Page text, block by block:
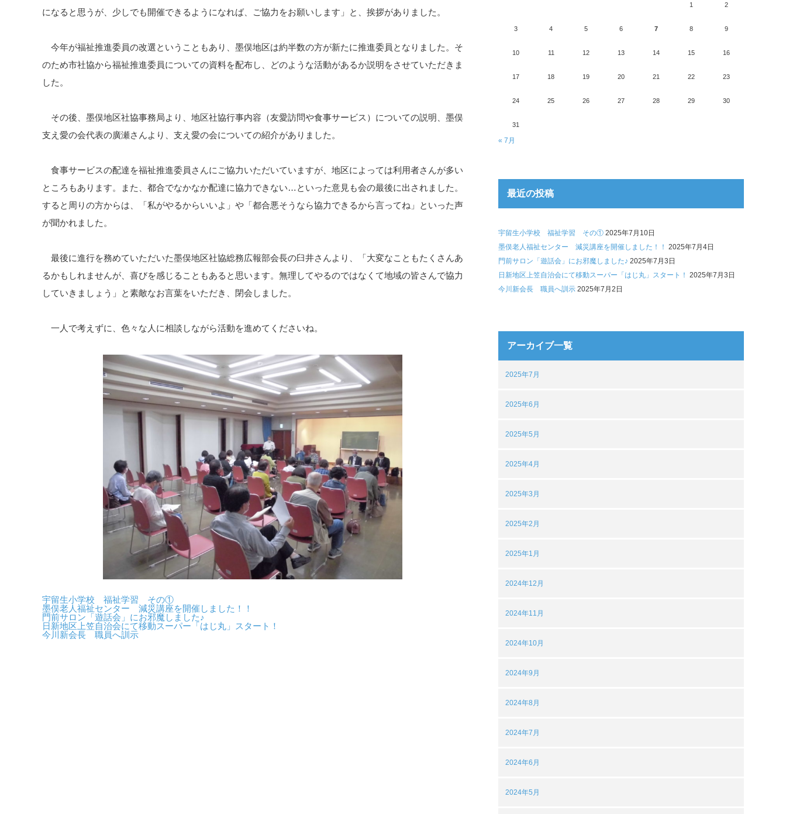
になると思うが、少しでも開催できるようになれば、ご協力をお願いします」と、挨拶がありました。
今年が福祉推進委員の改選ということもあり、墨俣地区は約半数の方が新たに推進委員となりました。そ
のため市社協から福祉推進委員についての資料を配布し、どのような活動があるか説明をさせていただきま
した。
その後、墨俣地区社協事務局より、地区社協行事内容（友愛訪問や食事サービス）についての説明、墨俣
支え愛の会代表の廣瀬さんより、支え愛の会についての紹介がありました。
食事サービスの配達を福祉推進委員さんにご協力いただいていますが、地区によっては利用者さんが多い
ところもあります。また、都合でなかなか配達に協力できない…といった意見も会の最後に出されました。
すると周りの方からは、「私がやるからいいよ」や「都合悪そうなら協力できるから言ってね」といった声
が聞かれました。
最後に進行を務めていただいた墨俣地区社協総務広報部会長の臼井さんより、「大変なこともたくさんあ
るかもしれませんが、喜びを感じることもあると思います。無理してやるのではなくて地域の皆さんで協力
していきましょう」と素敵なお言葉をいただき、閉会しました。
一人で考えずに、色々な人に相談しながら活動を進めてくださいね。
宇留生小学校 福祉学習 その①
墨俣老人福祉センター 減災講座を開催しました！！
門前サロン「遊話会」にお邪魔しました♪
日新地区上笠自治会にて移動スーパー「はじ丸」スタート！
今川新会長 職員へ訓示
1 2
3 4 5 6 7 8 9
10 11 12 13 14 15 16
17 18 19 20 21 22 23
24 25 26 27 28 29 30
31
« 7月
最近の投稿
宇留生小学校 福祉学習 その① 2025年7月10日
墨俣老人福祉センター 減災講座を開催しました！！ 2025年7月4日
門前サロン「遊話会」にお邪魔しました♪ 2025年7月3日
日新地区上笠自治会にて移動スーパー「はじ丸」スタート！ 2025年7月3日
今川新会長 職員へ訓示 2025年7月2日
アーカイブ一覧
2025年7月
2025年6月
2025年5月
2025年4月
2025年3月
2025年2月
2025年1月
2024年12月
2024年11月
2024年10月
2024年9月
2024年8月
2024年7月
2024年6月
2024年5月